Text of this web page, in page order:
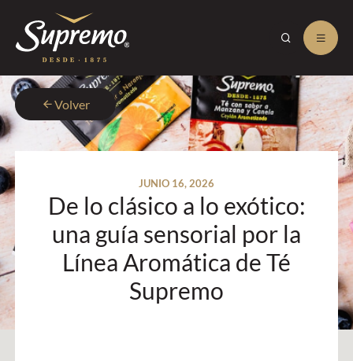
Volver
JUNIO 16, 2026
De lo clásico a lo exótico:
una guía sensorial por la
Línea Aromática de Té
Supremo